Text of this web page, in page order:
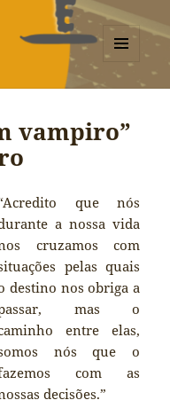
MENU
vampiro”
que nós
a nossa vida
cruzamos com
pelas quais
destino nos obriga a
mas o
entre elas,
nós que o
com as
decisões.”